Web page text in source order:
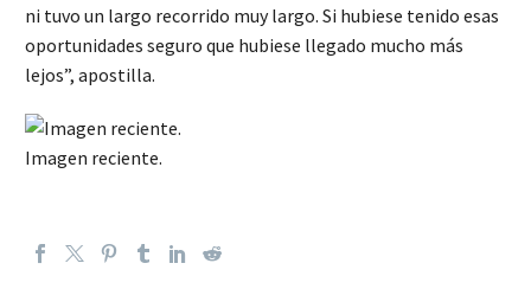
ni tuvo un largo recorrido muy largo. Si hubiese tenido esas
oportunidades seguro que hubiese llegado mucho más
lejos”, apostilla.
Imagen reciente.